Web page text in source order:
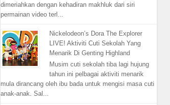
dimeriahkan dengan kehadiran makhluk dari siri
permainan video terl...
Nickelodeon’s Dora The Explorer
LIVE! Aktiviti Cuti Sekolah Yang
Menarik Di Genting Highland
Musim cuti sekolah tiba lagi hujung
tahun ini pelbagai aktiviti menarik
mula dirancang oleh ibu bada untuk mengisi masa cuti
anak-anak. Sal...